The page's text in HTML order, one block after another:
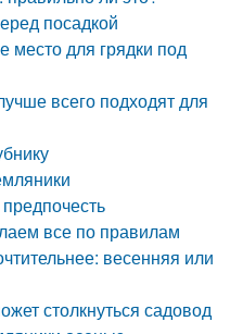
посадкой
место для грядки под
всего подходят для
все по правилам
весенняя или
столкнуться садовод